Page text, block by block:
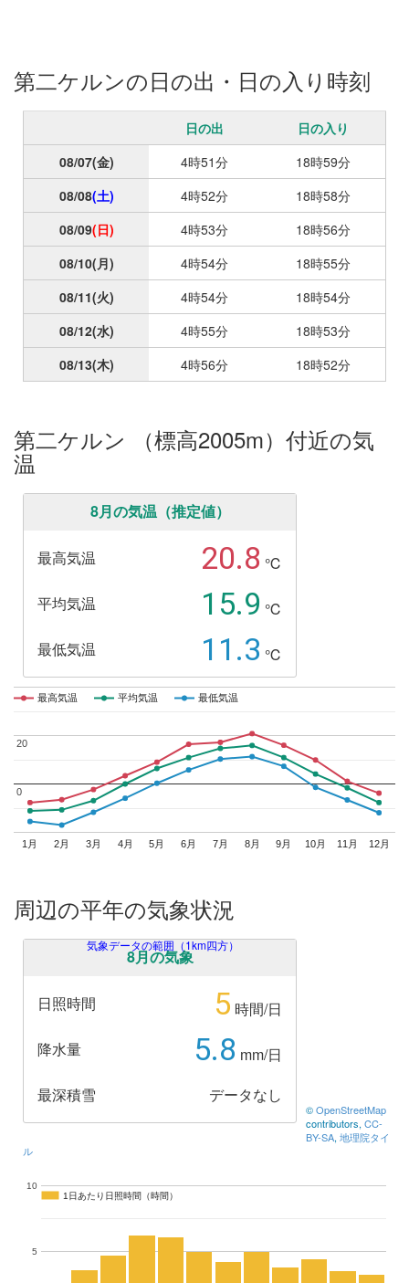
第二ケルンの日の出・日の入り時刻
日の出
日の入り
08/07(金) 4時51分
18時59分
08/08(土) 4時52分
18時58分
08/09(日) 4時53分
18時56分
08/10(月) 4時54分
18時55分
08/11(火) 4時54分
18時54分
08/12(水) 4時55分
18時53分
08/13(木) 4時56分 18時52分
第二ケルン （標高2005m）付近の気
温
8月の気温（推定値）
最高気温 20.8 ℃
平均気温
15.9 ℃
最低気温
11.3 ℃
1月 2月 3月 4月 5月 6月 7月 8月 9月 10月 11月 12月
0
0
20
20
最高気温
最高気温 平均気温
平均気温 最低気温
最低気温
周辺の平年の気象状況
8月の気象
日照時間 5 時間/日
降水量
5.8 mm/日
最深積雪
データなし
気象データの範囲（1km四方）
©OpenStreetMap
contributors,CC-
BY-SA,地理院タイ
ル
5
10
1日あたり日照時間（時間）
1日あたり日照時間（時間）